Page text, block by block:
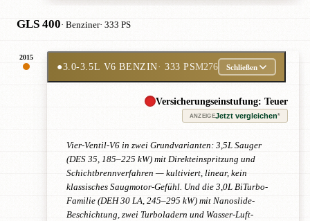
GLS 400· Benziner· 333 PS
2015
●3.0-3.5L V6 BENZIN· 333 PSM276 Schließen
Versicherungseinstufung: Teuer
ANZEIGEJetzt vergleichen*
Vier-Ventil-V6 in zwei Grundvarianten: 3,5L Sauger
(DES 35, 185–225 kW) mit Direkteinspritzung und
Schichtbrennverfahren — kultiviert, linear, kein
klassisches Saugmotor-Gefühl. Und die 3,0L BiTurbo-
Familie (DEH 30 LA, 245–295 kW) mit Nanoslide-
Beschichtung, zwei Turboladern und Wasser-Luft-